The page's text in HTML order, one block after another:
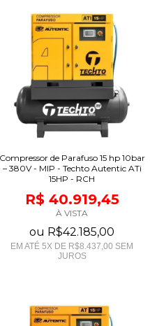
Compressor de Parafuso 15 hp 10bar
– 380V - MIP - Techto Autentic ATi
15HP - RCH
R$ 40.919,45
À VISTA
ou R$42.185,00
EM ATÉ 5X DE R$8.437,00 SEM
JUROS